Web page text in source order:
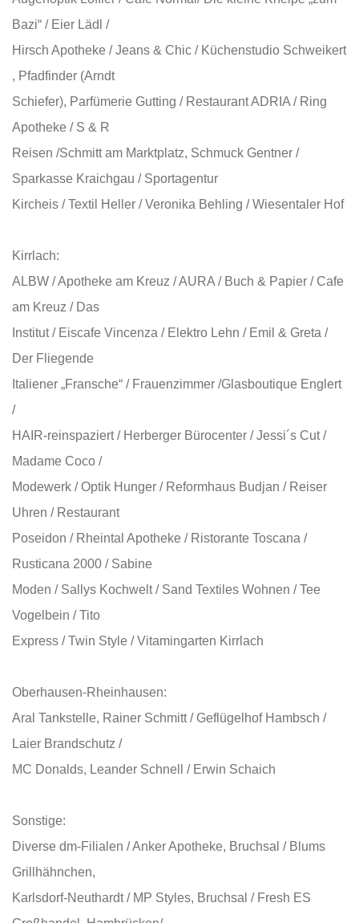
Bazi“ / Eier Lädl /
Hirsch Apotheke / Jeans & Chic / Küchenstudio Schweikert
, Pfadfinder (Arndt
Schiefer), Parfümerie Gutting / Restaurant ADRIA / Ring
Apotheke / S & R
Reisen /Schmitt am Marktplatz, Schmuck Gentner /
Sparkasse Kraichgau / Sportagentur
Kircheis / Textil Heller / Veronika Behling / Wiesentaler Hof
Kirrlach:
ALBW / Apotheke am Kreuz / AURA / Buch & Papier / Cafe
am Kreuz / Das
Institut / Eiscafe Vincenza / Elektro Lehn / Emil & Greta /
Der Fliegende
Italiener „Fransche“ / Frauenzimmer /Glasboutique Englert
/
HAIR-reinspaziert / Herberger Bürocenter / Jessi´s Cut /
Madame Coco /
Modewerk / Optik Hunger / Reformhaus Budjan / Reiser
Uhren / Restaurant
Poseidon / Rheintal Apotheke / Ristorante Toscana /
Rusticana 2000 / Sabine
Moden / Sallys Kochwelt / Sand Textiles Wohnen / Tee
Vogelbein / Tito
Express / Twin Style / Vitamingarten Kirrlach
Oberhausen-Rheinhausen:
Aral Tankstelle, Rainer Schmitt / Geflügelhof Hambsch /
Laier Brandschutz /
MC Donalds, Leander Schnell / Erwin Schaich
Sonstige:
Diverse dm-Filialen / Anker Apotheke, Bruchsal / Blums
Grillhähnchen,
Karlsdorf-Neuthardt / MP Styles, Bruchsal / Fresh ES